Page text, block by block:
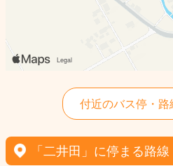
付近のバス停・路
「二井田」に停まる路線